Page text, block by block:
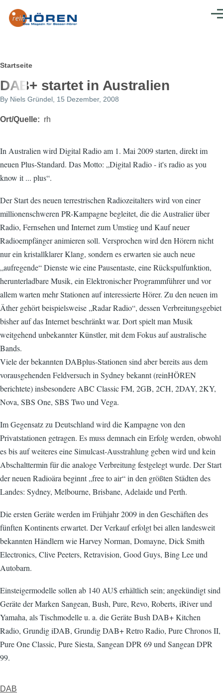
Pfadnavigation
Startseite
DAB+ startet in Australien
By Niels Gründel , 15 Dezember, 2008
Ort/Quelle rh
In Australien wird Digital Radio am 1. Mai 2009 starten, direkt im
neuen Plus-Standard. Das Motto: „Digital Radio - it's radio as you
know it ... plus“.
Der Start des neuen terrestrischen Radiozeitalters wird von einer
millionenschweren PR-Kampagne begleitet, die die Australier über
Radio, Fernsehen und Internet zum Umstieg und Kauf neuer
Radioempfänger animieren soll. Versprochen wird den Hörern nicht
nur ein kristallklarer Klang, sondern es erwarten sie auch neue
„aufregende“ Dienste wie eine Pausentaste, eine Rückspulfunktion,
herunterladbare Musik, ein Elektronischer Programmführer und vor
allem warten mehr Stationen auf interessierte Hörer. Zu den neuen im
Äther gehört beispielsweise „Radar Radio“, dessen Verbreitungsgebiet
bisher auf das Internet beschränkt war. Dort spielt man Musik
weitgehend unbekannter Künstler, mit dem Fokus auf australische
Bands.
Viele der bekannten DABplus-Stationen sind aber bereits aus dem
vorausgehenden Feldversuch in Sydney bekannt (reinHÖREN
berichtete) insbesondere ABC Classic FM, 2GB, 2CH, 2DAY, 2KY,
Nova, SBS One, SBS Two und Vega.
Im Gegensatz zu Deutschland wird die Kampagne von den
Privatstationen getragen. Es muss demnach ein Erfolg werden, obwohl
es bis auf weiteres eine Simulcast-Ausstrahlung geben wird und kein
Abschalttermin für die analoge Verbreitung festgelegt wurde. Der Start
der neuen Radioära beginnt „free to air“ in den größten Städten des
Landes: Sydney, Melbourne, Brisbane, Adelaide und Perth.
Die ersten Geräte werden im Frühjahr 2009 in den Geschäften des
fünften Kontinents erwartet. Der Verkauf erfolgt bei allen landesweit
bekannten Händlern wie Harvey Norman, Domayne, Dick Smith
Electronics, Clive Peeters, Retravision, Good Guys, Bing Lee und
Autobarn.
Einsteigermodelle sollen ab 140 AU$ erhältlich sein; angekündigt sind
Geräte der Marken Sangean, Bush, Pure, Revo, Roberts, iRiver und
Yamaha, als Tischmodelle u. a. die Geräte Bush DAB+ Kitchen
Radio, Grundig iDAB, Grundig DAB+ Retro Radio, Pure Chronos II,
Pure One Classic, Pure Siesta, Sangean DPR 69 und Sangean DPR
99.
DAB